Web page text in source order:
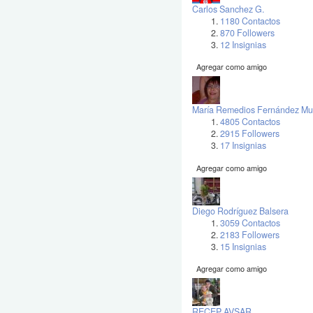
Carlos Sanchez G.
1180 Contactos
870 Followers
12 Insignias
Agregar como amigo
María Remedios Fernández
4805 Contactos
2915 Followers
17 Insignias
Agregar como amigo
Diego Rodríguez Balsera
3059 Contactos
2183 Followers
15 Insignias
Agregar como amigo